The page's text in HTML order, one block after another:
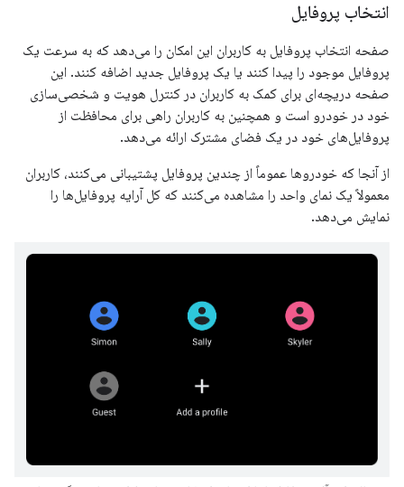
انتخاب پروفایل
صفحه انتخاب پروفایل به کاربران این امکان را می‌دهد که به سرعت یک
پروفایل موجود را پیدا کنند یا یک پروفایل جدید اضافه کنند. این
صفحه دریچه‌ای برای کمک به کاربران در کنترل هویت و شخصی‌سازی
خود در خودرو است و همچنین به کاربران راهی برای محافظت از
پروفایل‌های خود در یک فضای مشترک ارائه می‌دهد.
از آنجا که خودروها عموماً از چندین پروفایل پشتیبانی می‌کنند، کاربران
معمولاً یک نمای واحد را مشاهده می‌کنند که کل آرایه پروفایل‌ها را
نمایش می‌دهد.